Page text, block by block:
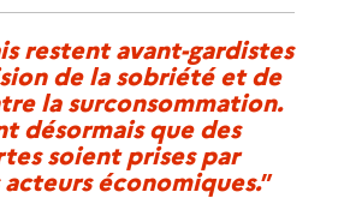
restent avant-gardistes
de la sobriété et de
la surconsommation.
désormais que des
soient prises par
acteurs économiques.